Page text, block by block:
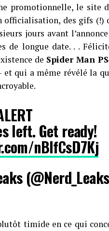
promotionnelle, le site
officialisation, des gifs (!)
jours avant
de longue date. . .
de Spider Man
et qui a même révélé la
left. Get ready!
nBlfCsD7Kj
timide en ce qui